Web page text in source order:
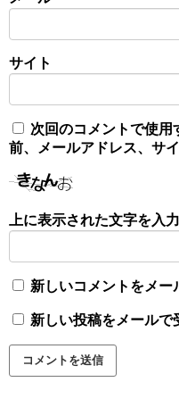
サイト
次回のコメントで使用
前、メールアドレス、サ
上に表示された文字を入
新しいコメントをメー
新しい投稿をメールで